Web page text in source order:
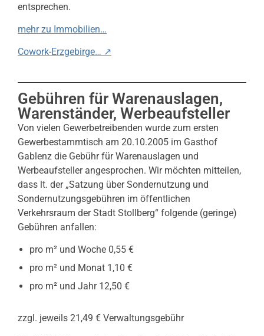
entsprechen.
mehr zu Immobilien…
Cowork-Erzgebirge… ↗
Gebühren für Warenauslagen,
Warenständer, Werbeaufsteller
Von vielen Gewerbetreibenden wurde zum ersten
Gewerbestammtisch am 20.10.2005 im Gasthof
Gablenz die Gebühr für Warenauslagen und
Werbeaufsteller angesprochen. Wir möchten mitteilen,
dass lt. der „Satzung über Sondernutzung und
Sondernutzungsgebühren im öffentlichen
Verkehrsraum der Stadt Stollberg“ folgende (geringe)
Gebühren anfallen:
pro m² und Woche 0,55 €
pro m² und Monat 1,10 €
pro m² und Jahr 12,50 €
zzgl. jeweils 21,49 € Verwaltungsgebühr